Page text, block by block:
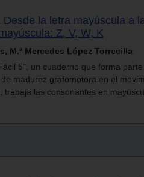
la letra mayúscula a
Z, V, W, K
M.ª Mercedes López Torrecilla
5", un cuaderno que forma
madurez grafomotora en el
trabaja las consonantes en